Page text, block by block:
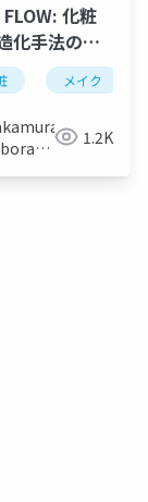
化粧工程
化粧
化手法の提
活用による
法に関する
メイク
1.2K